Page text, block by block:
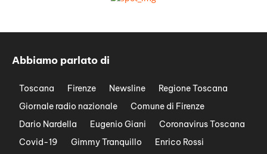
Abbiamo parlato di
Toscana Firenze Newsline
Regione Toscana
Giornale radio nazionale
Comune di Firenze
Dario Nardella
Eugenio Giani
Coronavirus Toscana
Covid-19
Gimmy Tranquillo
Enrico Rossi